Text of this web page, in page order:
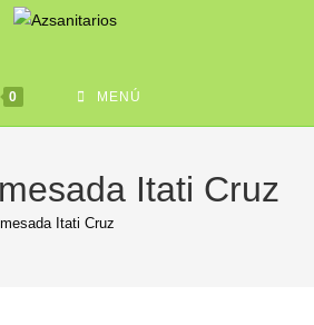
0 MENÚ
Itati Cruz
mesada Itati Cruz